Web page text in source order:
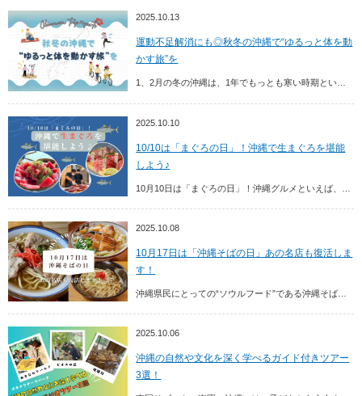
2025.10.13
運動不足解消にも◎秋冬の沖縄で“ゆるっと体を動
かす旅”を
2025.10.10
10/10は「まぐろの日」！沖縄で生まぐろを堪能
しよう♪
2025.10.08
10月17日は「沖縄そばの日」あの名店も復活しま
す！
2025.10.06
沖縄の自然や文化を深く学べるガイド付きツアー
3選！